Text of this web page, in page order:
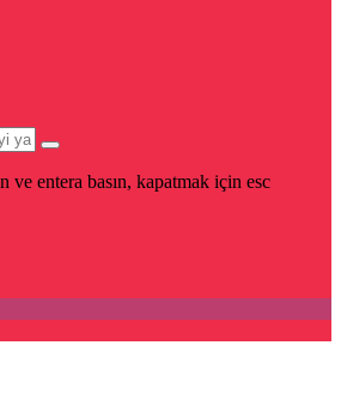
ve entera basın, kapatmak için esc